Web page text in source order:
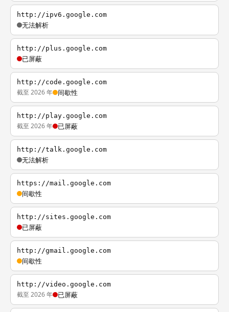
http://ipv6.google.com
无法解析
http://plus.google.com
已屏蔽
http://code.google.com
截至 2026 年 间歇性
http://play.google.com
截至 2026 年 已屏蔽
http://talk.google.com
无法解析
https://mail.google.com
间歇性
http://sites.google.com
已屏蔽
http://gmail.google.com
间歇性
http://video.google.com
截至 2026 年 已屏蔽